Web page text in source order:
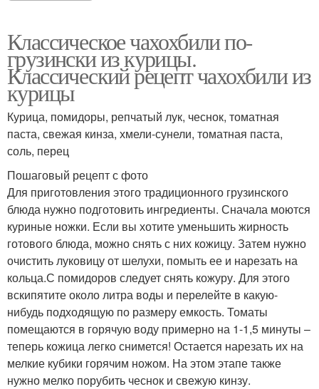
Классическое чахохбили по-
грузински из курицы.
Классический рецепт чахохбили из
курицы
Курица, помидоры, репчатый лук, чеснок, томатная
паста, свежая кинза, хмели-сунели, томатная паста,
соль, перец
Пошаговый рецепт с фото
Для приготовления этого традиционного грузинского
блюда нужно подготовить ингредиенты. Сначала моются
куриные ножки. Если вы хотите уменьшить жирность
готового блюда, можно снять с них кожицу. Затем нужно
очистить луковицу от шелухи, помыть ее и нарезать на
кольца.С помидоров следует снять кожуру. Для этого
вскипятите около литра воды и перелейте в какую-
нибудь подходящую по размеру емкость. Томаты
помещаются в горячую воду примерно на 1-1,5 минуты –
теперь кожица легко снимется! Остается нарезать их на
мелкие кубики горячим ножом. На этом этапе также
нужно мелко порубить чеснок и свежую кинзу.